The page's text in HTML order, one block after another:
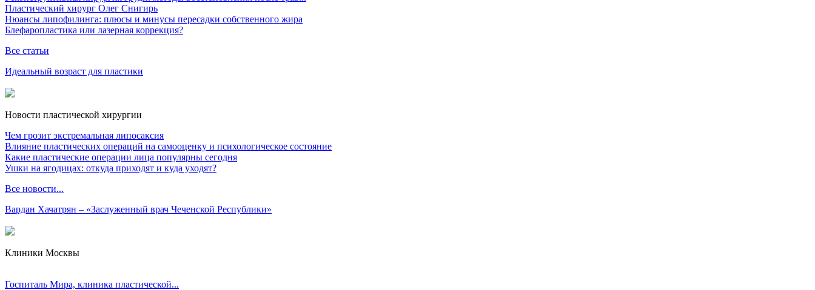
Пластический хирург Олег Снигирь
Нюансы липофилинга: плюсы и минусы пересадки собственного жира
Блефаропластика или лазерная коррекция?
Все статьи
Идеальный возраст для пластики
Новости пластической хирургии
Чем грозит экстремальная липосаксия
Влияние пластических операций на самооценку и психологическое состояние
Какие пластические операции лица популярны сегодня
Ушки на ягодицах: откуда приходят и куда уходят?
Все новости...
Вардан Хачатрян – «Заслуженный врач Чеченской Республики»
Клиники Москвы
Госпиталь Мира, клиника пластической...